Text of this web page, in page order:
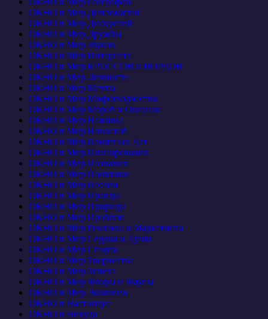
ОКНО в Мир Дипломатии
ОКНО в Мир Дискуссий
ОКНО в Мир Дружбы
ОКНО в Мир Звуков
ОКНО в Мир Интернета
ОКНО в Мир КРОССОВ и ВОРДОВ
ОКНО в Мир Личности
ОКНО в Мир Мечты
ОКНО в Мир Мифотворчества
ОКНО в Мир Морей и Океанов
ОКНО в Мир Наживы
ОКНО в Мир Новостей
ОКНО в Мир Памятных Дат
ОКНО в Мир Планирования
ОКНО в Мир Познания
ОКНО в Мир Политики
ОКНО в Мир Поэзии
ОКНО в Мир Правды
ОКНО в Мир Природы
ОКНО в Мир Проблем
ОКНО в Мир Рекламы и Маркетинга
ОКНО в Мир Сердца и Души
ОКНО в Мир Спорта
ОКНО в Мир Творчества
ОКНО в Мир Успеха
ОКНО в Мир Флоры и Фауны
ОКНО в Мир Экологии
ОКНО в Настоящее
ОКНО в Никуда